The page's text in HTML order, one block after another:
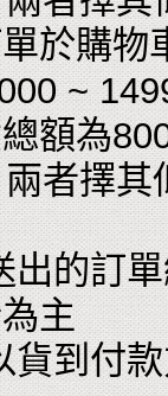
於購物
~
額為
者擇
出的訂
主
貨到付